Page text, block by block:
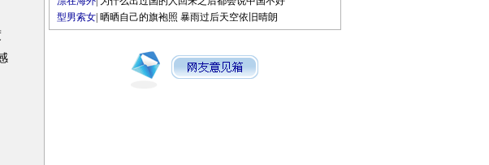
型男索女 晒晒自己的旗袍照 暴雨过后天空依旧晴朗